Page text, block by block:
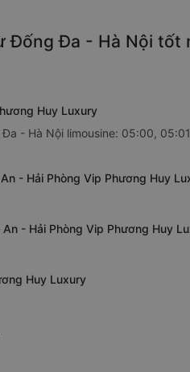
Đống Đa - Hà Nội
Huy Luxury
- Hà Nội limousine: 05:00,
- Hải Phòng Vip Phương Huy
- Hải Phòng Vip Phương Huy
Huy Luxury